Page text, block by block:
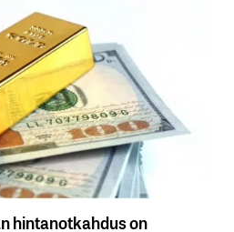
hintanotkahdus on